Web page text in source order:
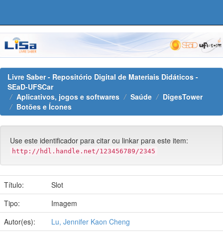
navigation
Livre Saber - Repositório Digital de Materiais Didáticos -
SEaD-UFSCar
Aplicativos, jogos e softwares
Saúde
DigesTower
Botões e Ícones
Use este identificador para citar ou linkar para este item:
http://hdl.handle.net/123456789/2345
Título:
Slot
Tipo:
Imagem
Autor(es):
Lu, Jennifer Kaon Cheng